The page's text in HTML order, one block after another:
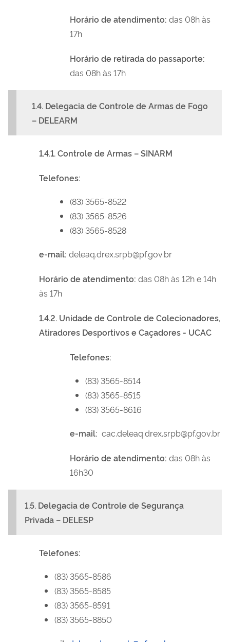
Horário de atendimento: das 08h às
17h
Horário de retirada do passaporte:
das 08h às 17h
1.4. Delegacia de Controle de Armas de Fogo
– DELEARM
1.4.1. Controle de Armas – SINARM
Telefones:
(83) 3565-8522
(83) 3565-8526
(83) 3565-8528
e-mail: deleaq.drex.srpb@pf.gov.br
Horário de atendimento: das 08h às 12h e 14h
às 17h
1.4.2. Unidade de Controle de Colecionadores,
Atiradores Desportivos e Caçadores - UCAC
Telefones:
(83) 3565-8514
(83) 3565-8515
(83) 3565-8616
e-mail: cac.deleaq.drex.srpb@pf.gov.br
Horário de atendimento: das 08h às
16h30
1.5. Delegacia de Controle de Segurança
Privada – DELESP
Telefones:
(83) 3565-8586
(83) 3565-8585
(83) 3565-8591
(83) 3565-8850